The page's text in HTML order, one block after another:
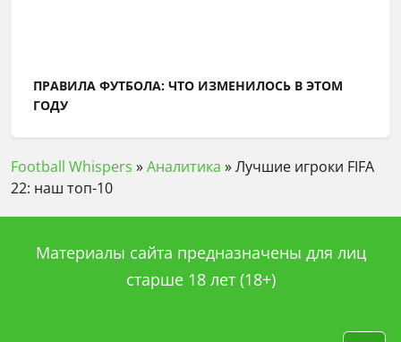
ПРАВИЛА ФУТБОЛА: ЧТО ИЗМЕНИЛОСЬ В ЭТОМ
ГОДУ
Football Whispers »Аналитика »Лучшие игроки FIFA
22: наш топ-10
Материалы сайта предназначены для лиц
старше 18 лет (18+)